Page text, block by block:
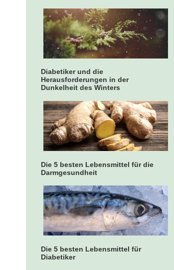
Diabetiker und die
Herausforderungen in der
Dunkelheit des Winters
Die 5 besten Lebensmittel für die
Darmgesundheit
Die 5 besten Lebensmittel für
Diabetiker